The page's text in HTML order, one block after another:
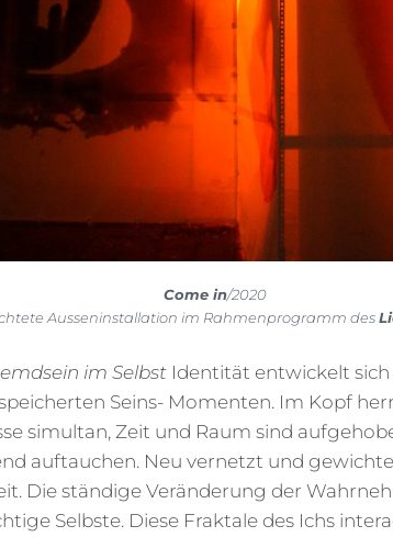
Come in/2020
Ausseninstallation im Rahmenprogramm des
im Selbst Identität entwickelt
Seins- Momenten. Im Kopf
simultan, Zeit und Raum sind
auftauchen. Neu vernetzt und
Die ständige Veränderung der
Selbste. Diese Fraktale des Ichs